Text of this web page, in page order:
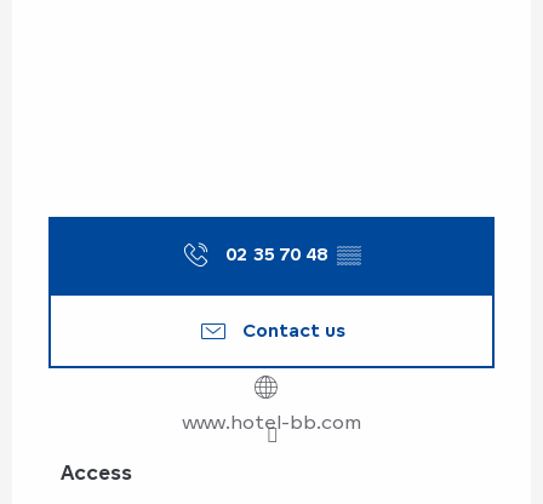
02 35 70 48 ▒▒
Contact us
www.hotel-bb.com
Access
Access